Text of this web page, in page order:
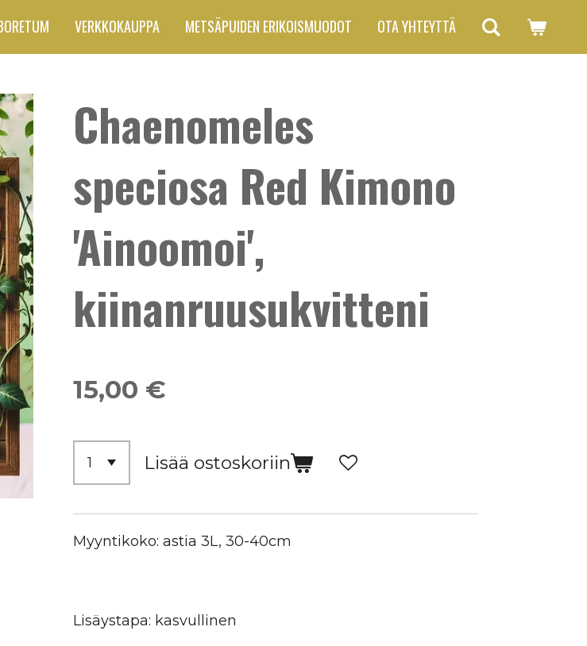
VERKKOKAUPPA METSÄPUIDEN ERIKOISMUODOT OTA YHTEYTTÄ
Chaenomeles
speciosa Red Kimono
'Ainoomoi',
kiinanruusukvitteni
15,00 €
Lisää ostoskoriin
Myyntikoko: astia 3L, 30-40cm
Lisäystapa: kasvullinen